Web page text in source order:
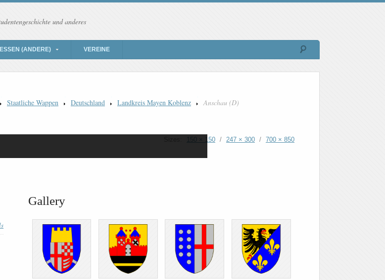
und anderes
(ANDERE) VEREINE
Staatliche Wappen Deutschland Landkreis Mayen Koblenz Anschau (D)
150 × 150 / 247 × 300 / 700 × 850
Gallery